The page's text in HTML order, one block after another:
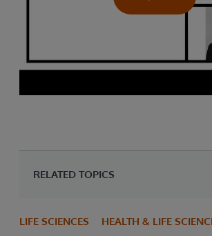
RELATED TOPICS
LIFE SCIENCES HEALTH & LIFE